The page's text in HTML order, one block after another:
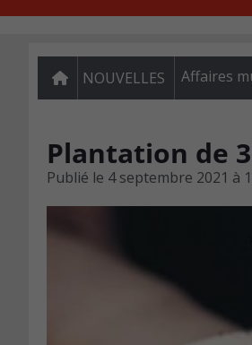
NOUVELLES Affaires
Plantation de
Publié le 4 septembre 2021 à